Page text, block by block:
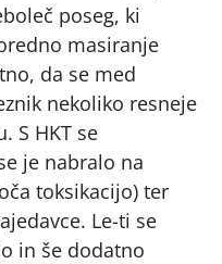
poseg, ki
masiranje
da se med
nekoliko resneje
S HKT se
je nabralo na
toksikacijo) ter
Le-ti se
in še dodatno